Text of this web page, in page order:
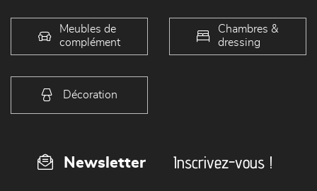
Meubles de
complément
Chambres &
dressing
Décoration
Newsletter Inscrivez-vous !